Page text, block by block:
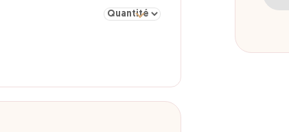
Sélectionner la quantité pour e-billet